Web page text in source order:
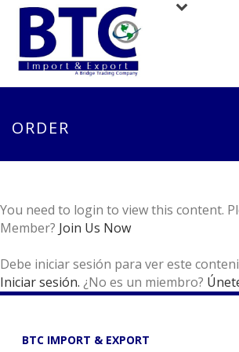
ORDER
You need to login to view this content.
Member? Join Us Now
Debe iniciar sesión para ver este
Iniciar sesión. ¿No es un miembro?
BTC IMPORT & EXPORT